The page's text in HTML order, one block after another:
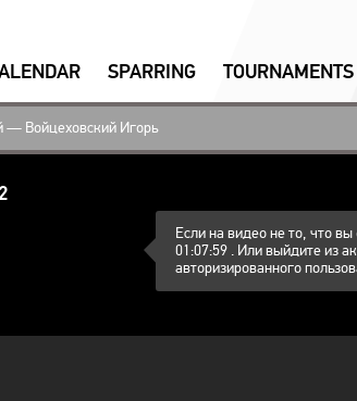
SPARRING ТOURNAMENTS
— Войцеховский Игорь
Если на видео не то, что
01:07:59 . Или выйдите из
авторизированного